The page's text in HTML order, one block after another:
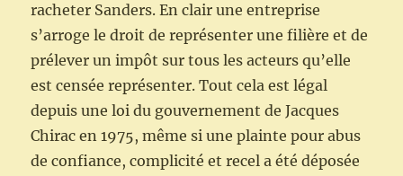
racheter Sanders. En clair une entreprise
s’arroge le droit de représenter une filière et de
prélever un impôt sur tous les acteurs qu’elle
est censée représenter. Tout cela est légal
depuis une loi du gouvernement de Jacques
Chirac en 1975, même si une plainte pour abus
de confiance, complicité et recel a été déposée